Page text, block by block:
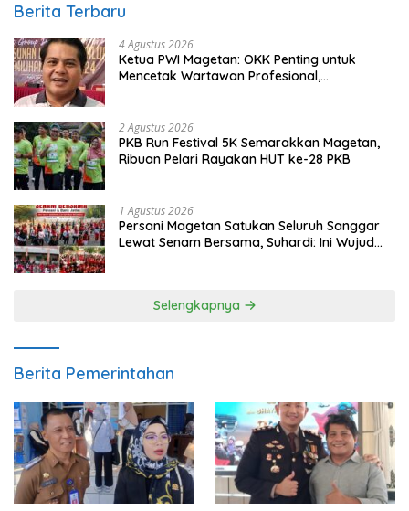
Berita Terbaru
4 Agustus 2026
Ketua PWI Magetan: OKK Penting untuk
Mencetak Wartawan Profesional,
2 Agustus 2026
PKB Run Festival 5K Semarakkan Magetan,
Ribuan Pelari Rayakan HUT ke-28 PKB
1 Agustus 2026
Persani Magetan Satukan Seluruh Sanggar
Lewat Senam Bersama, Suhardi: Ini Wujud
Selengkapnya
Berita Pemerintahan